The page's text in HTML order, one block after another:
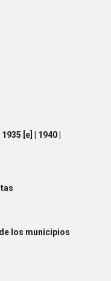
[e] | 1940 |
los municipios